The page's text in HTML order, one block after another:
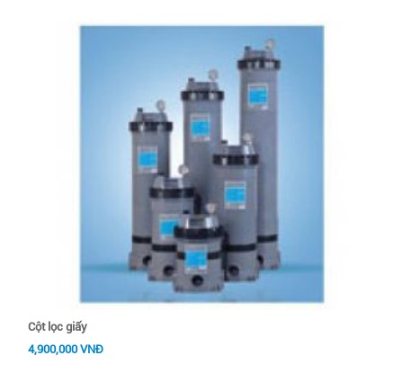
Cột lọc giấy
4,900,000 VNĐ